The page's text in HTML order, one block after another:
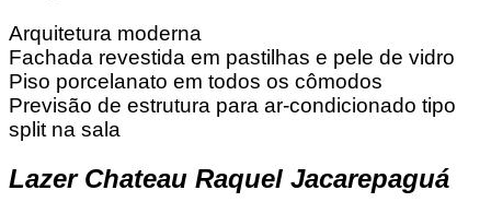
Arquitetura moderna
Fachada revestida em pastilhas e pele de vidro
Piso porcelanato em todos os cômodos
Previsão de estrutura para ar-condicionado tipo
split na sala
Lazer Chateau Raquel Jacarepaguá